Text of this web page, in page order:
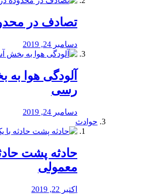
تصادف در
دسامبر 24, 2019
آلودگی هوا
رسی
دسامبر 24, 2019
حوادث
️حادثه پشت
معمولی
اکتبر 22, 2019